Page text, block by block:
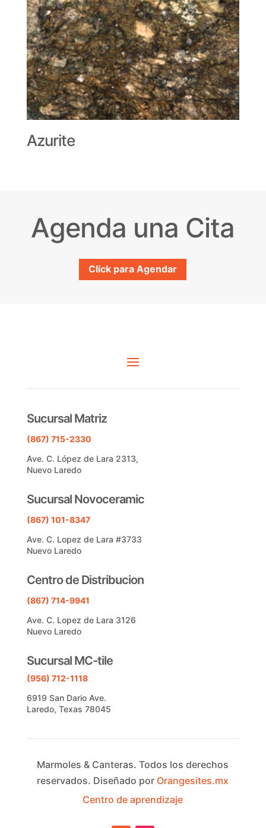
Azurite
Agenda una Cita
Click para Agendar
Sucursal Matriz
(867) 715-2330
Ave. C. López de Lara 2313,
Nuevo Laredo
Sucursal Novoceramic
(867) 101-8347
Ave. C. Lopez de Lara #3733
Nuevo Laredo
Centro de Distribucion
(867) 714-9941
Ave. C. Lopez de Lara 3126
Nuevo Laredo
Sucursal MC-tile
(956) 712-1118
6919 San Dario Ave.
Laredo, Texas 78045
Marmoles & Canteras.Todos los derechos
reservados. Diseñado por Orangesites.mx
Centro de aprendizaje